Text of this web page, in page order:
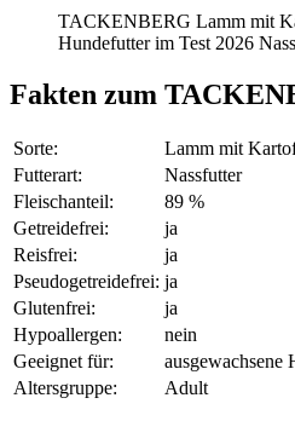
TACKENBERG Lamm mit
Hundefutter im Test 2026
Fakten zum
Sorte:
Lamm mit
Futterart:
Nassfutter
Fleischanteil:
89 %
Getreidefrei:
ja
Reisfrei:
ja
Pseudogetreidefrei: ja
Glutenfrei:
ja
Hypoallergen:
nein
Geeignet für:
ausgewachsene
Altersgruppe:
Adult